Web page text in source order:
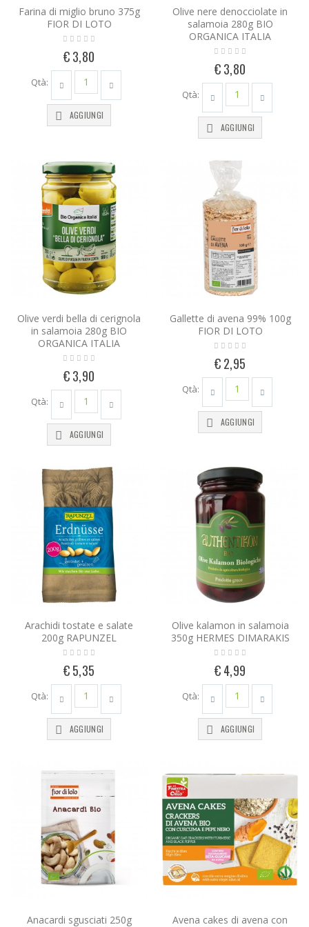
Farina di miglio bruno 375g
FIOR DI LOTO
€ 3,80
Qtà:
AGGIUNGI
Olive nere denocciolate in
salamoia 280g BIO
ORGANICA ITALIA
€ 3,80
Qtà:
AGGIUNGI
Olive verdi bella di cerignola
in salamoia 280g BIO
ORGANICA ITALIA
€ 3,90
Qtà:
AGGIUNGI
Gallette di avena 99% 100g
FIOR DI LOTO
€ 2,95
Qtà:
AGGIUNGI
Arachidi tostate e salate
200g RAPUNZEL
€ 5,35
Qtà:
AGGIUNGI
Olive kalamon in salamoia
350g HERMES DIMARAKIS
€ 4,99
Qtà:
AGGIUNGI
Anacardi sgusciati 250g
Avena cakes di avena con